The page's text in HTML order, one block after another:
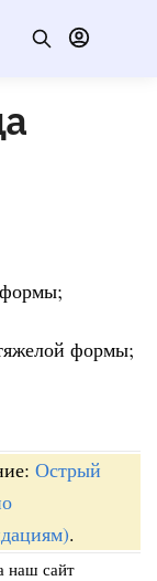
формы;
Острый
.
наш сайт